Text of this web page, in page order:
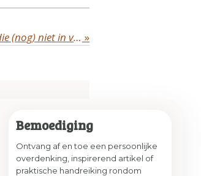
Omgaan met beloften uit Gods woord die (nog) niet in vervulling gaan »
Bemoediging
Ontvang af en toe een persoonlijke
overdenking, inspirerend artikel of
praktische handreiking rondom